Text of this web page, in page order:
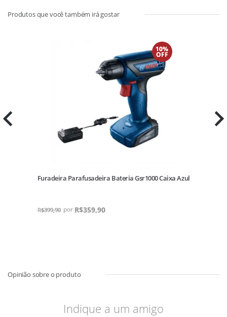
10%
OFF
Furadeira Parafusadeira Bateria Gsr1000 Caixa Azul
R$399,90 R$359,90
Indique a um amigo